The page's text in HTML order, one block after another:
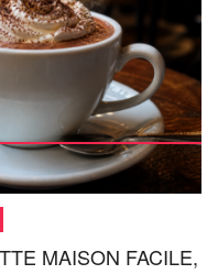
MAISON FACILE,